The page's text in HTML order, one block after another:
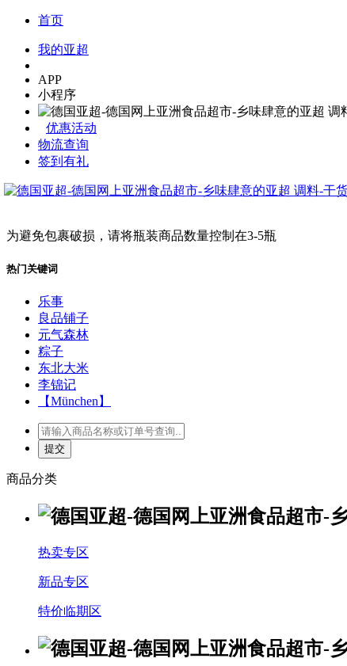
首页
我的亚超
APP
小程序
优惠活动
物流查询
签到有礼
为避免包裹破损，请将瓶装商品数量控制在3-5瓶
热门关键词
乐事
良品铺子
元气森林
粽子
东北大米
李锦记
【München】
商品分类
热卖专区
新品专区
特价临期区